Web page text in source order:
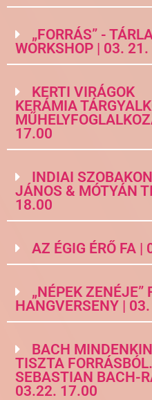
„FORRÁS” -
WORKSHOP | 03.
KERTI VIRÁGOK
KERÁMIA
17.00
INDIAI
JÁNOS & MÓTYÁN
18.00
AZ ÉGIG ÉRŐ FA
„NÉPEK ZENÉJE”
HANGVERSENY |
BACH
TISZTA
SEBASTIAN BACH-
03.22. 17.00